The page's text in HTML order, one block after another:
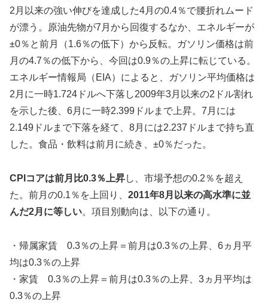
2月以来の強い伸びを達成した4月の0.4％で腰折れムード
が漂う。原油先物が7月から回復するなか、エネルギーが
±0％と前月（1.6％の低下）から反転。ガソリン価格は前
月の4.7％の低下から、今回は0.9％の上昇に転じている。
エネルギー情報局（EIA）によると、ガソリン平均価格は
2月に一時1.724ドルへ下落し2009年3月以来の2ドル割れ
を示した後、6月に一時2.399ドルまで上昇。7月には
2.149ドルまで下落を経て、8月には2.237ドルまで持ち直
した。食品・飲料は前月に続き、±0％だった。
CPIコアは前月比0.3％上昇し、市場予想の0.2％を超え
た。前月の0.1％を上回り、 2011年8月以来の高水準に並
んだ2月に等しい。項目別動向は、以下の通り。
・帰属家賃 0.3％の上昇＝前月は0.3％の上昇、6ヵ月平
均は0.3％の上昇
・家賃 0.3％の上昇＝前月は0.3％の上昇、3ヵ月平均は
0.3％の上昇